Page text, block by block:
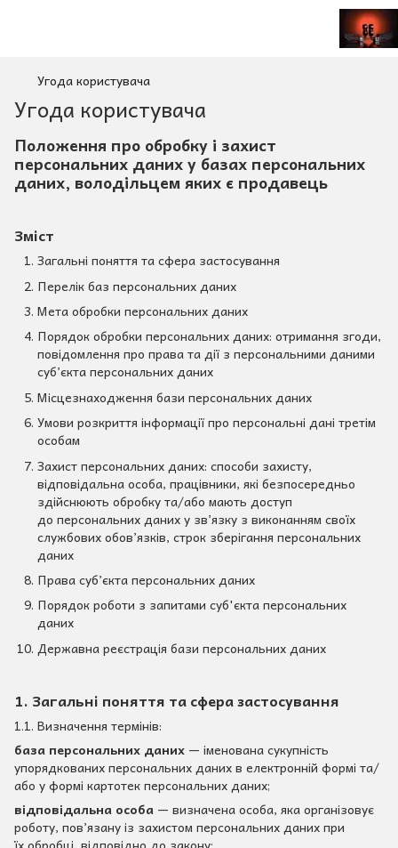
Угода користувача
Угода користувача
Положення про обробку і захист
персональних даних у базах персональних
даних, володільцем яких є продавець
Зміст
Загальні поняття та сфера застосування
Перелік баз персональних даних
Мета обробки персональних даних
Порядок обробки персональних даних: отримання згоди,
повідомлення про права та дії з персональними даними
суб’єкта персональних даних
Місцезнаходження бази персональних даних
Умови розкриття інформації про персональні дані третім
особам
Захист персональних даних: способи захисту,
відповідальна особа, працівники, які безпосередньо
здійснюють обробку та/або мають доступ
до персональних даних у зв’язку з виконанням своїх
службових обов’язків, строк зберігання персональних
даних
Права суб’єкта персональних даних
Порядок роботи з запитами суб'єкта персональних
даних
Державна реєстрація бази персональних даних
1. Загальні поняття та сфера застосування
1.1. Визначення термінів:
база персональних даних — іменована сукупність
упорядкованих персональних даних в електронній формі та/
або у формі картотек персональних даних;
відповідальна особа — визначена особа, яка організовує
роботу, пов’язану із захистом персональних даних при